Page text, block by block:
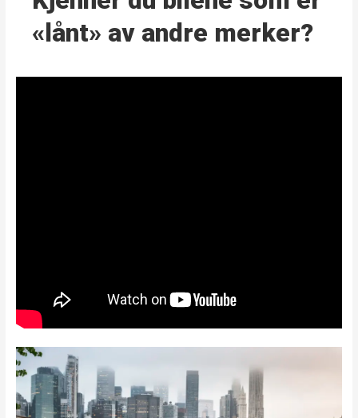
«lånt» av andre merker?